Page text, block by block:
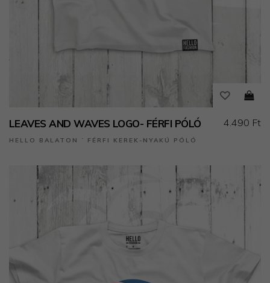
LEAVES AND WAVES LOGO- FÉRFI PÓLÓ
HELLO BALATON ˙ FÉRFI KEREK-NYAKÚ PÓLÓ
4.490 Ft